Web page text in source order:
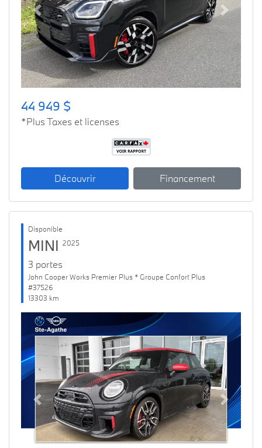
Previous Next
44 949 $
*Plus Taxes et licenses
Découvrir Financement
Disponible
MINI 2025
3 portes
John Cooper Works Premier Plus * Groupe Confort Plus
#37526
13303 km
Previous Next